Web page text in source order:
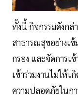
ทั้งนี้ กิจกรรมดังกล่
สาธารณสุขอย่างเข้
กรอง และจัดการ
เข้าร่วมงานไม่ให้เ
ความปลอดภัยในกา